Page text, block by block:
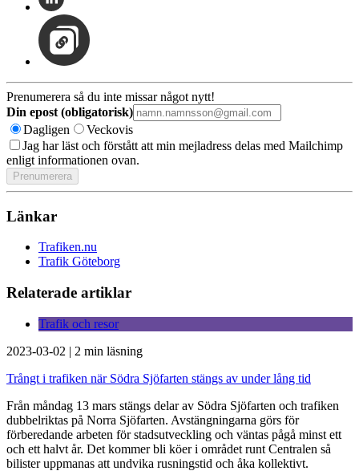
Prenumerera så du inte missar något nytt!
Din epost (obligatorisk)
Dagligen
Veckovis
Jag har läst och förstått att min mejladress delas med Mailchimp
enligt informationen ovan.
Länkar
Trafiken.nu
Trafik Göteborg
Relaterade artiklar
Trafik och resor
2023-03-02 | 2 min läsning
Trångt i trafiken när Södra Sjöfarten stängs av under lång tid
Från måndag 13 mars stängs delar av Södra Sjöfarten och trafiken
dubbelriktas på Norra Sjöfarten. Avstängningarna görs för
förberedande arbeten för stadsutveckling och väntas pågå minst ett
och ett halvt år. Det kommer bli köer i området runt Centralen så
bilister uppmanas att undvika rusningstid och åka kollektivt.